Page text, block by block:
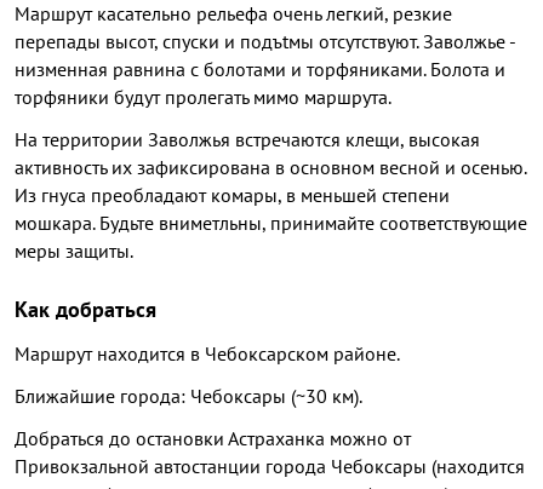
Маршрут касательно рельефа очень легкий, резкие
перепады высот, спуски и подъtмы отсутствуют. Заволжье -
низменная равнина с болотами и торфяниками. Болота и
торфяники будут пролегать мимо маршрута.
На территории Заволжья встречаются клещи, высокая
активность их зафиксирована в основном весной и осенью.
Из гнуса преобладают комары, в меньшей степени
мошкара. Будьте вниметльны, принимайте соответствующие
меры защиты.
Как добраться
Маршрут находится в Чебоксарском районе.
Ближайшие города: Чебоксары (~30 км).
Добраться до остановки Астраханка можно от
Привокзальной автостанции города Чебоксары (находится